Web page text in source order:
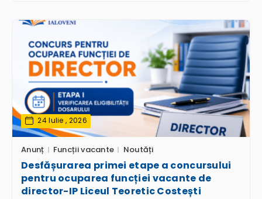
24 Iulie , 2026
Anunț Funcții vacante Noutăți
Desfășurarea primei etape a concursului
pentru ocuparea funcției vacante de
director-IP Liceul Teoretic Costești